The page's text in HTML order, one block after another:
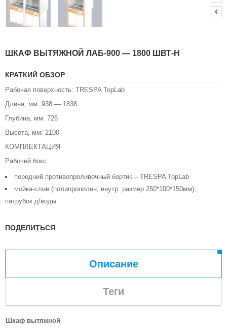
Ы
ШКАФ ВЫТЯЖНОЙ ЛАБ-900 — 1800 ШВТ-Н
КРАТКИЙ ОБЗОР
Рабочая поверхность: TRESPA TopLab
Длина, мм: 938 — 1838
Глубина, мм: 726
Высота, мм: 2100
КОМПЛЕКТАЦИЯ
Рабочий бокс
передний противопроливочный бортик – TRESPA TopLab
мойка-слив (полипропилен, внутр. размер 250*100*150мм),
патрубок д/воды
ПОДЕЛИТЬСЯ
Описание
Теги
Шкаф вытяжной